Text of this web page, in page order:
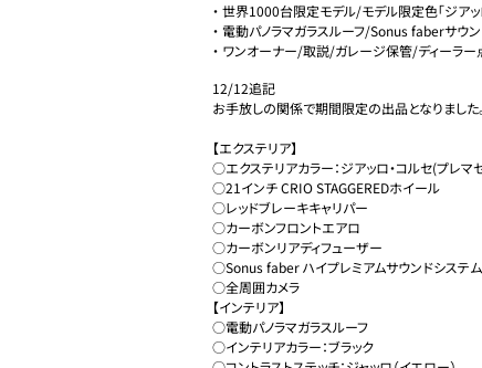
・ 世界1000台限定モデル/モデル限定色「ジアッ
・ 電動パノラマガラスルーフ/Sonus faberサウ
・ ワンオーナー/取説/ガレージ保管/ディーラー
12/12追記
お手放しの関係で期間限定の出品となりました
【エクステリア】
○エクステリアカラー：ジアッロ・コルセ(プレ
○21インチ CRIO STAGGEREDホイール
○レッドブレーキキャリパー
○カーボンフロントエアロ
○カーボンリアディフューザー
○Sonus faber ハイプレミアムサウンドシステ
○全周囲カメラ
【インテリア】
○電動パノラマガラスルーフ
○インテリアカラー：ブラック